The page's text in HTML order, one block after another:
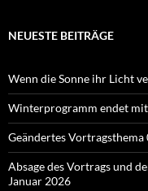
NEUESTE BEITRÄGE
Wenn die Sonne ihr Licht
Winterprogramm endet
Geändertes Vortragsthema
Absage des Vortrags und
Januar 2026